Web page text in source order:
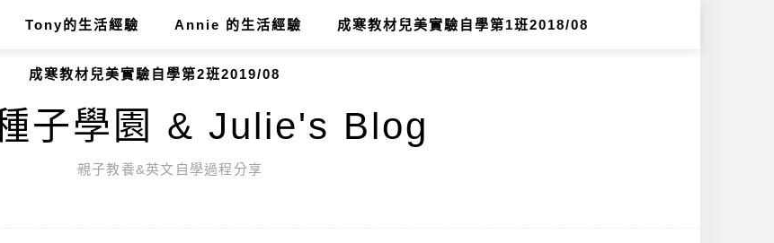
Tony的生活經驗 Annie 的生活經驗 成寒教材兒美實驗自學第1班2018/08
成寒教材兒美實驗自學第2班2019/08
子學園 & Julie's Blog
親子教養&英文自學過程分享